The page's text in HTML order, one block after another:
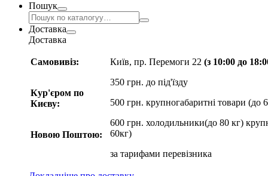
Пошук
Доставка
Доставка
Самовивіз:
Кур'єром по
Києву:
Новою Поштою:
Київ, пр. Перемоги 22 (з 10:00 до
350 грн. до під'їзду
500 грн. крупногабаритні товари (до
600 грн. холодильники(до 80 кг)
60кг)
за тарифами перевізника